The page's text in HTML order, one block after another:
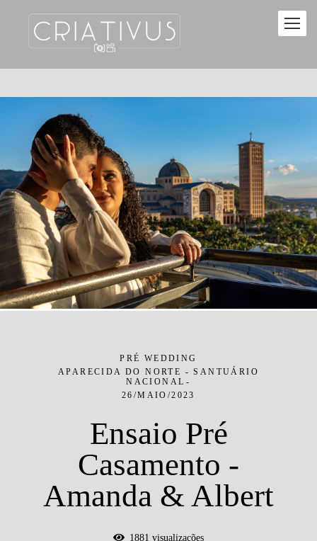
PRÉ WEDDING
APARECIDA DO NORTE - SANTUÁRIO
NACIONAL
26/MAIO/2023
Ensaio Pré
Casamento -
Amanda & Albert
1881 visualizações